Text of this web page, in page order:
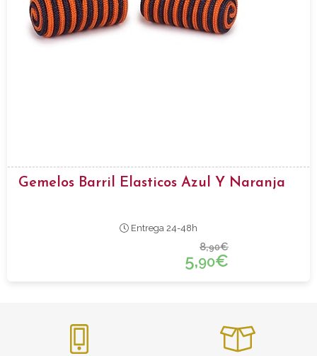
Gemelos Barril Elasticos Azul Y Naranja
Entrega 24-48h
8,90€
5,90€